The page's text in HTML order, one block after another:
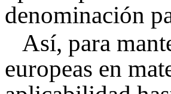
denominación
Así, para
europeas en